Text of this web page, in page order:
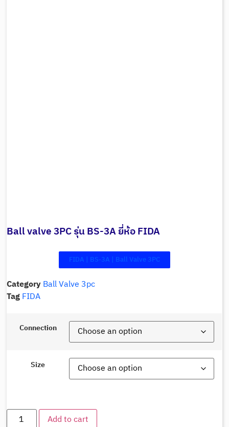
Ball valve 3PC รุ่น BS-3A ยี่ห้อ FIDA
FIDA | BS-3A | Ball Valve 3PC
CategoryBall Valve 3pc
TagFIDA
Connection
Size
Add to cart